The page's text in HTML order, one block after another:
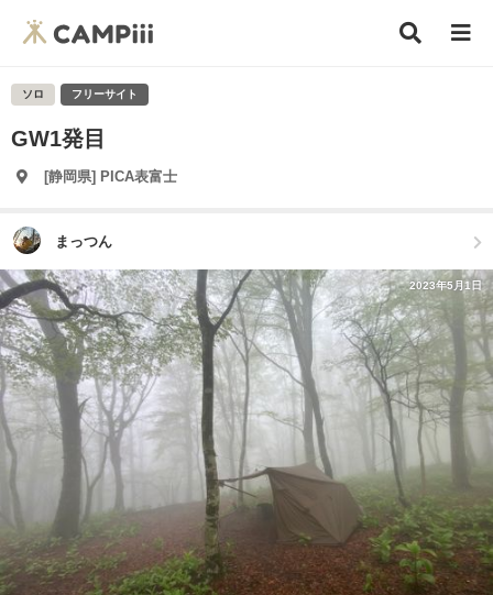
ソロ フリーサイト
GW1発目
[静岡県] PICA表富士
まっつん
2023年5月1日